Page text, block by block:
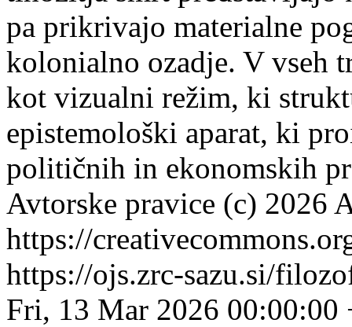
pa prikrivajo materialne
kolonialno ozadje. V vseh
kot vizualni režim, ki
epistemološki aparat, ki
političnih in ekonomskih
Avtorske pravice (c) 2026
https://
https://ojs.zrc-sazu.si/
Fri, 13 Mar 2026 00:00:00